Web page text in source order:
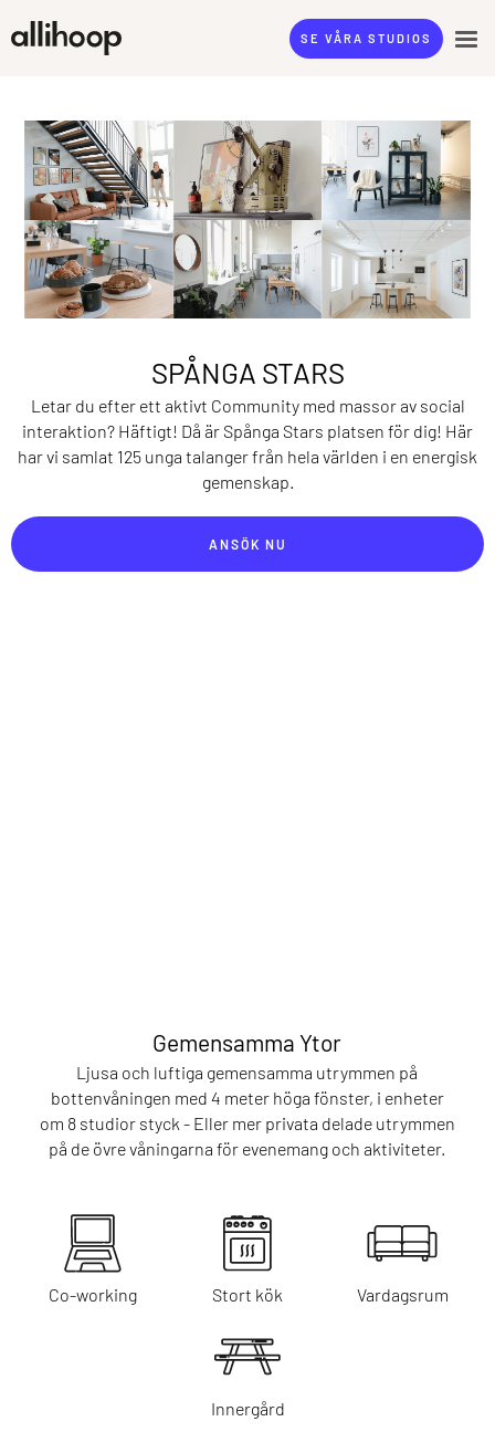
SE VÅRA STUDIOS
SPÅNGA STARS
Letar du efter ett aktivt Community med massor av social
interaktion? Häftigt! Då är Spånga Stars platsen för dig! Här
har vi samlat 125 unga talanger från hela världen i en energisk
gemenskap.
ANSÖK NU
Gemensamma Ytor
Ljusa och luftiga gemensamma utrymmen på
bottenvåningen med 4 meter höga fönster, i enheter
om 8 studior styck - Eller mer privata delade utrymmen
på de övre våningarna för evenemang och aktiviteter.
Co-working Stort kök Vardagsrum
Innergård